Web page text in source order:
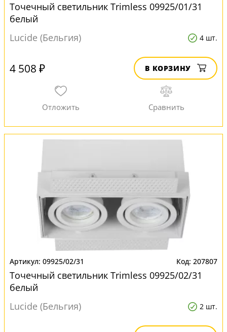
Точечный светильник Trimless 09925/01/31
белый
Lucide (Бельгия)
4 шт.
4 508 ₽ В КОРЗИНУ
09925/02/31 207807
Точечный светильник Trimless 09925/02/31
белый
Lucide (Бельгия)
2 шт.